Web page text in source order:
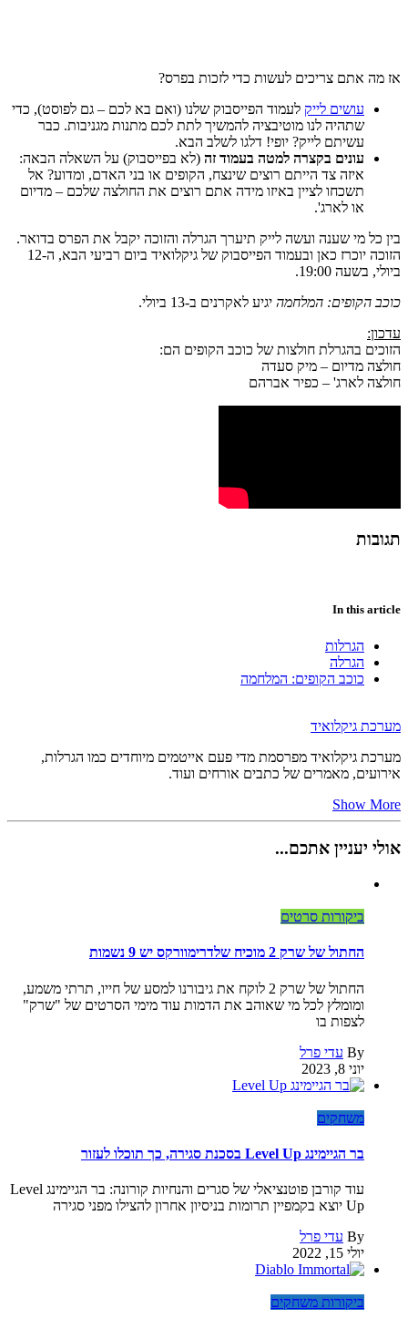
אז מה אתם צריכים לעשות כדי לזכות בפרס?
עושים לייק לעמוד הפייסבוק שלנו (ואם בא לכם – גם לפוסט), כדי
שתהיה לנו מוטיבציה להמשיך לתת לכם מתנות מגניבות. כבר
עשיתם לייק? יופי! דלגו לשלב הבא.
עונים בקצרה למטה בעמוד זה (לא בפייסבוק) על השאלה הבאה:
איזה צד הייתם רוצים שינצח, הקופים או בני האדם, ומדוע? אל
תשכחו לציין באיזו מידה אתם רוצים את החולצה שלכם – מדיום
או לארג'.
בין כל מי שענה ועשה לייק תיערך הגרלה והזוכה יקבל את הפרס בדואר.
הזוכה יוכרז כאן ובעמוד הפייסבוק של גיקלואיד ביום רביעי הבא, ה-12
ביולי, בשעה 19:00.
כוכב הקופים: המלחמה יגיע לאקרנים ב-13 ביולי.
עדכון:
הזוכים בהגרלת חולצות של כוכב הקופים הם:
חולצה מדיום – מיק סעדה
חולצה לארג' – כפיר אברהם
תגובות
In this article
הגרלות
הגרלה
כוכב הקופים: המלחמה
מערכת גיקלואיד
מערכת גיקלואיד מפרסמת מדי פעם אייטמים מיוחדים כמו הגרלות,
אירועים, מאמרים של כתבים אורחים ועוד.
Show More
אולי יעניין אתכם...
ביקורות סרטים
החתול של שרק 2 מוכיח שלדרימוורקס יש 9 נשמות
החתול של שרק 2 לוקח את גיבורנו למסע של חייו, תרתי משמע,
ומומלץ לכל מי שאוהב את הדמות עוד מימי הסרטים של "שרק"
לצפות בו
By עדי פרל
יוני 8, 2023
משחקים
בר הגיימינג Level Up בסכנת סגירה, כך תוכלו לעזור
עוד קורבן פוטנציאלי של סגרים והנחיות קורונה: בר הגיימינג Level
Up יוצא בקמפיין תרומות בניסיון אחרון להצילו מפני סגירה
By עדי פרל
יולי 15, 2022
ביקורות משחקים